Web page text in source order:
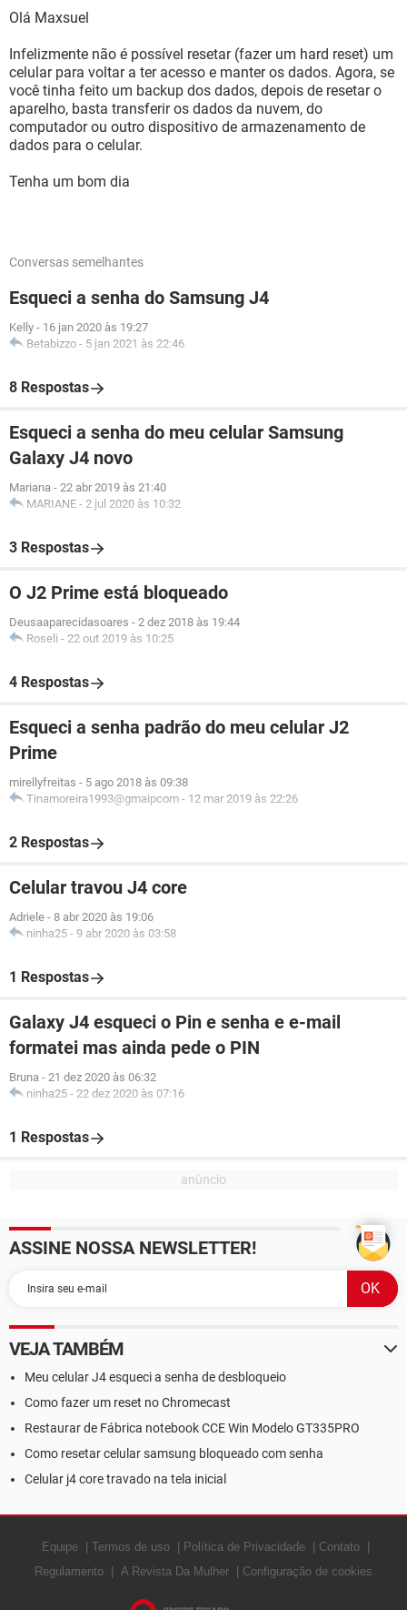
Olá Maxsuel
Infelizmente não é possível resetar (fazer um hard reset) um
celular para voltar a ter acesso e manter os dados. Agora, se
você tinha feito um backup dos dados, depois de resetar o
aparelho, basta transferir os dados da nuvem, do
computador ou outro dispositivo de armazenamento de
dados para o celular.
Tenha um bom dia
Conversas semelhantes
Esqueci a senha do Samsung J4
Kelly - 16 jan 2020 às 19:27
Betabizzo - 5 jan 2021 às 22:46
8 Respostas
Esqueci a senha do meu celular Samsung
Galaxy J4 novo
Mariana - 22 abr 2019 às 21:40
MARIANE - 2 jul 2020 às 10:32
3 Respostas
O J2 Prime está bloqueado
Deusaaparecidasoares - 2 dez 2018 às 19:44
Roseli - 22 out 2019 às 10:25
4 Respostas
Esqueci a senha padrão do meu celular J2
Prime
mirellyfreitas - 5 ago 2018 às 09:38
Tinamoreira1993@gmaipcom - 12 mar 2019 às 22:26
2 Respostas
Celular travou J4 core
Adriele - 8 abr 2020 às 19:06
ninha25 - 9 abr 2020 às 03:58
1 Respostas
Galaxy J4 esqueci o Pin e senha e e-mail
formatei mas ainda pede o PIN
Bruna - 21 dez 2020 às 06:32
ninha25 - 22 dez 2020 às 07:16
1 Respostas
ASSINE NOSSA NEWSLETTER!
VEJA TAMBÉM
Meu celular J4 esqueci a senha de desbloqueio
Como fazer um reset no Chromecast
Restaurar de Fábrica notebook CCE Win Modelo GT335PRO
Como resetar celular samsung bloqueado com senha
Celular j4 core travado na tela inicial
Equipe Termos de uso Política de Privacidade
Contato
Regulamento
A Revista Da Mulher Configuração de cookies